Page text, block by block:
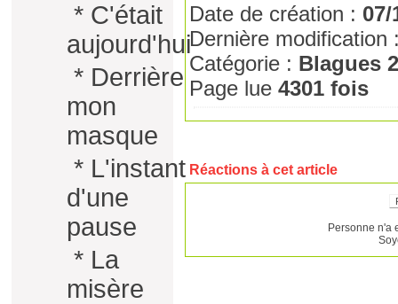
* C'était
aujourd'hui
* Derrière
mon
masque
* L'instant
d'une
pause
* La
misère
Date de création : 07/
Dernière
Catégorie : Blagues 2
Page lue 4301 fois
Réactions à cet article
Personne n'a